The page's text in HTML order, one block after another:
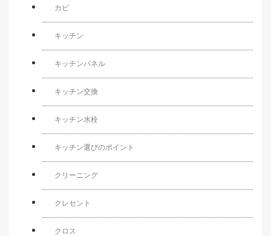
カビ
キッチン
キッチンパネル
キッチン交換
キッチン水栓
キッチン選びのポイント
クリーニング
クレセント
クロス